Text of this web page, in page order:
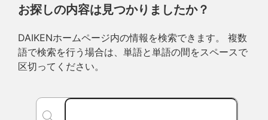
お探しの内容は見つかりましたか？
DAIKENホームページ内の情報を検索できます。 複数
語で検索を行う場合は、単語と単語の間をスペースで
区切ってください。